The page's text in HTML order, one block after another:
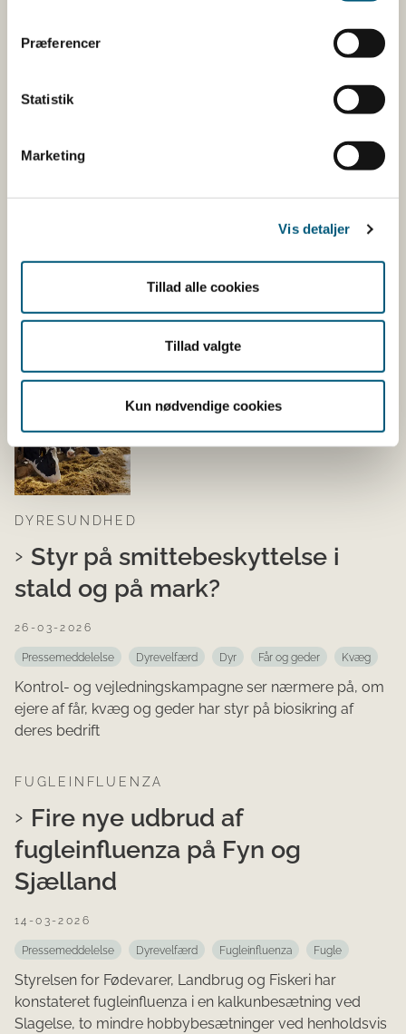
Præferencer
Statistik
Marketing
Vis detaljer
Tillad alle cookies
Tillad valgte
Kun nødvendige cookies
Festival uden roskildesyge:
Madboder og food trucks kan se
landet over vil igen i år få besøg af en række målrettede
stikprøvekontroller. Styrelsen vil være særligt opmær...
DYRESUNDHED
Styr på smittebeskyttelse i
stald og på mark?
26-03-2026
Pressemeddelelse Dyrevelfærd Dyr Får og geder Kvæg
Kontrol- og vejledningskampagne ser nærmere på, om
ejere af får, kvæg og geder har styr på biosikring af
deres bedrift
FUGLEINFLUENZA
Fire nye udbrud af
fugleinfluenza på Fyn og
Sjælland
14-03-2026
Pressemeddelelse Dyrevelfærd Fugleinfluenza Fugle
Styrelsen for Fødevarer, Landbrug og Fiskeri har
konstateret fugleinfluenza i en kalkunbesætning ved
Slagelse, to mindre hobbybesætninger ved henholdsvis